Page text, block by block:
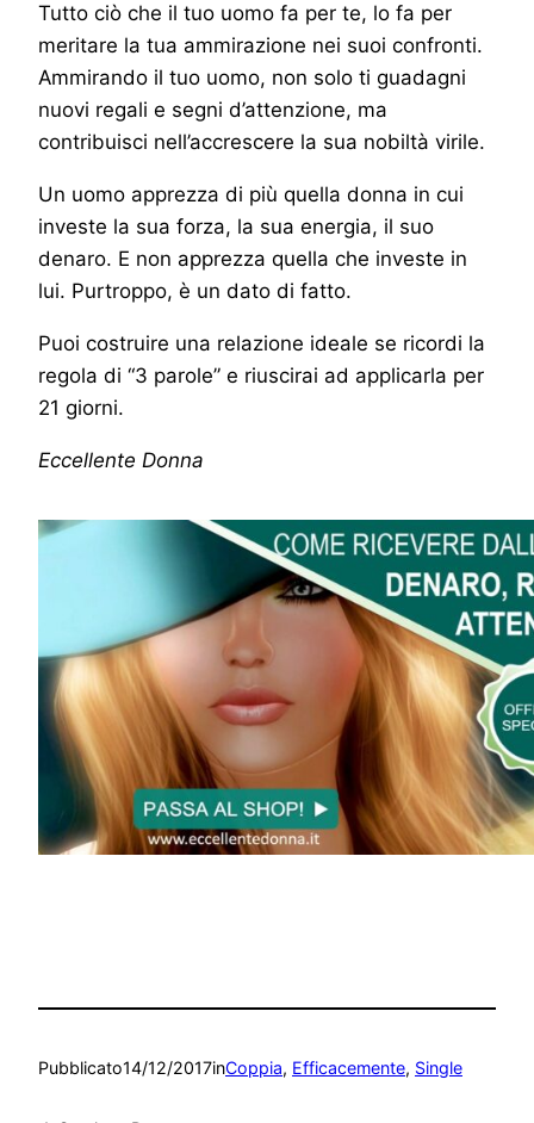
Tutto ciò che il tuo uomo fa per te, lo fa per
meritare la tua ammirazione nei suoi confronti.
Ammirando il tuo uomo, non solo ti guadagni
nuovi regali e segni d’attenzione, ma
contribuisci nell’accrescere la sua nobiltà virile.
Un uomo apprezza di più quella donna in cui
investe la sua forza, la sua energia, il suo
denaro. E non apprezza quella che investe in
lui. Purtroppo, è un dato di fatto.
Puoi costruire una relazione ideale se ricordi la
regola di “3 parole” e riuscirai ad applicarla per
21 giorni.
Eccellente Donna
Pubblicato14/12/2017inCoppia, Efficacemente, Single